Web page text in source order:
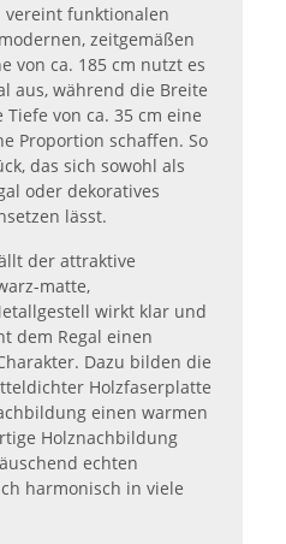
vereint funktionalen
zeitgemäßen
von ca. 185 cm nutzt es
aus, während die Breite
von ca. 35 cm eine
Proportion schaffen. So
das sich sowohl als
oder dekoratives
lässt.
der attraktive
matte,
wirkt klar und
dem Regal einen
Dazu bilden die
Holzfaserplatte
einen warmen
Holznachbildung
echten
harmonisch in viele